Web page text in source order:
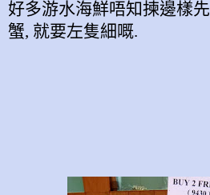
好多游水海鮮唔知揀邊樣先
蟹, 就要左隻細嘅.